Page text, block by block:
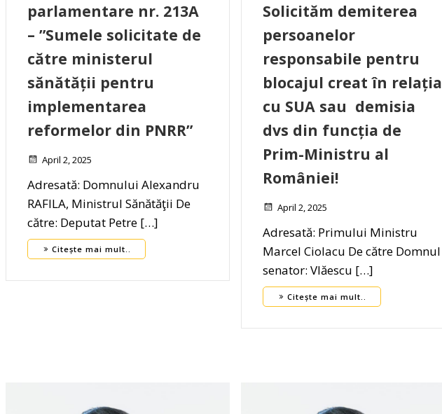
parlamentare nr. 213A
– ”Sumele solicitate de
către ministerul
sănătății pentru
implementarea
reformelor din PNRR”
April 2, 2025
Adresată: Domnului Alexandru
RAFILA, Ministrul Sănătăţii De
către: Deputat Petre […]
Citește mai mult..
Solicităm demiterea
persoanelor
responsabile pentru
blocajul creat în relația
cu SUA sau demisia
dvs din funcția de
Prim-Ministru al
României!
April 2, 2025
Adresată: Primului Ministru
Marcel Ciolacu De către Domnul
senator: Vlăescu […]
Citește mai mult..